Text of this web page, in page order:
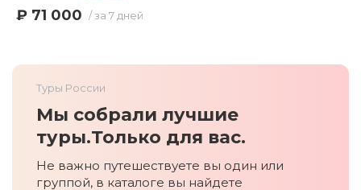
₽ 71 000 / за 7 дней
Туры России
Мы собрали лучшие
туры.Только для вас.
Не важно путешествуете вы один или
группой, в каталоге вы найдете